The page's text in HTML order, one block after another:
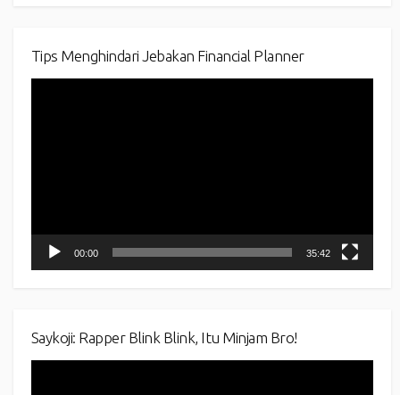
Tips Menghindari Jebakan Financial Planner
00:00 35:42
Saykoji: Rapper Blink Blink, Itu Minjam Bro!